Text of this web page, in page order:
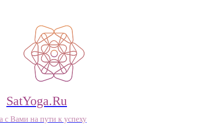
SatYoga.Ru
с Вами на пути к успеху